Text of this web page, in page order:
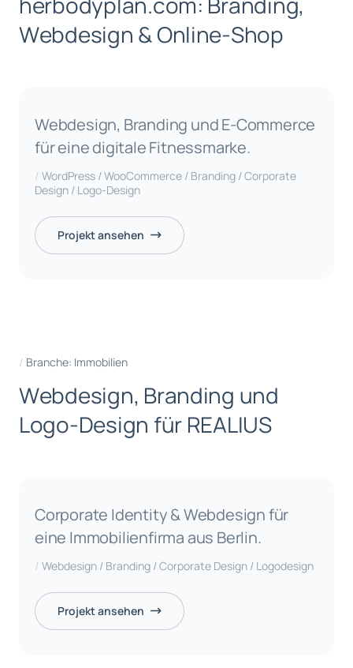
Webdesign &Online-Shop
Webdesign, Branding und E-Commerce
für eine digitale Fitnessmarke.
WordPress / WooCommerce / Branding / Corporate
Design / Logo-Design
Projekt ansehen
Branche: Immobilien
Webdesign, Branding und
Logo-Design für REALIUS
Corporate Identity & Webdesign für
eine Immobilienfirma aus Berlin.
Webdesign / Branding / Corporate Design / Logodesign
Projekt ansehen